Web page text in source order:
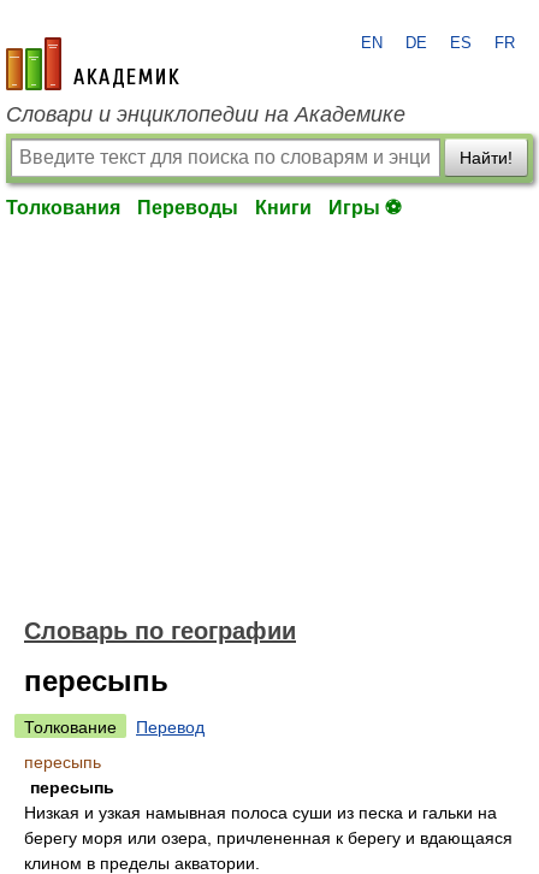
academic.ru
EN DE ES FR
Словари и энциклопедии на Академике
Найти!
Толкования Переводы Книги Игры ⚽
Словарь по географии
пересыпь
Толкование
Перевод
пересыпь
пересыпь
Низкая и узкая намывная полоса суши из песка и гальки на
берегу моря или озера, причлененная к берегу и вдающаяся
клином в пределы акватории.